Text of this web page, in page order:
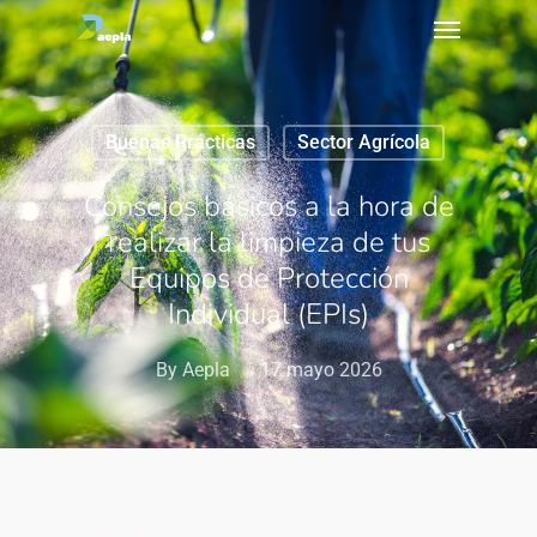
Buenas Prácticas Sector Agrícola
Consejos básicos a la hora de
realizar la limpieza de tus
Equipos de Protección
Individual (EPIs)
By Aepla 17 mayo 2026